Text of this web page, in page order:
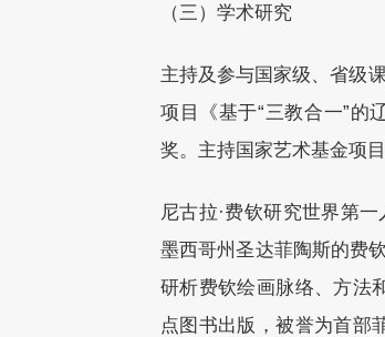
（三）学术研究
主持及参与国家级、省级
项目《基于“三教合一”的
奖。主持国家艺术基金项
尼古拉·费钦研究世界第
墨西哥州圣达菲陶斯的费
研析费钦绘画脉络、方法
点图书出版，被誉为首部